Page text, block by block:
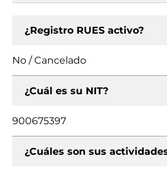
¿Registro RUES activo?
No / Cancelado
¿Cuál es su NIT?
900675397
¿Cuáles son sus